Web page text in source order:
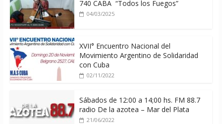
740 CABA “Todos los Fuegos”
04/03/2025
XVII° Encuentro Nacional del
Movimiento Argentino de Solidaridad
con Cuba
02/11/2022
Sábados de 12:00 a 14;00 hs. FM 88.7
radio De la azotea – Mar del Plata
21/06/2022